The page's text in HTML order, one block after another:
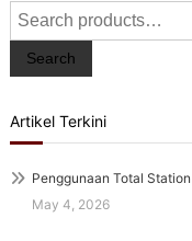
Search
for:
Search
Artikel Terkini
Penggunaan Total
May 4, 2026